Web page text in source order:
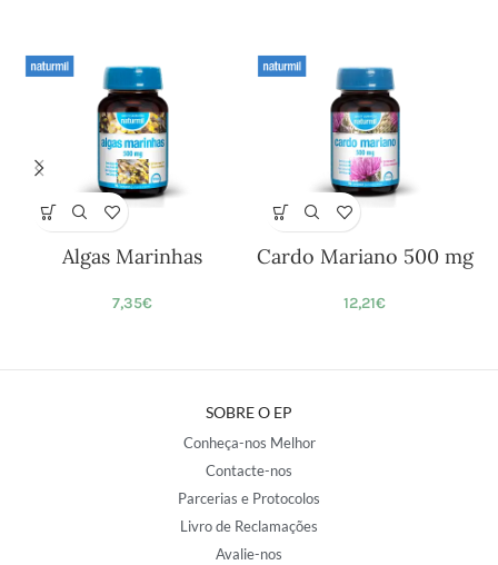
Algas Marinhas
7,35€
Cardo Mariano 500 mg
12,21€
SOBRE O EP
Conheça-nos Melhor
Contacte-nos
Parcerias e Protocolos
Livro de Reclamações
Avalie-nos